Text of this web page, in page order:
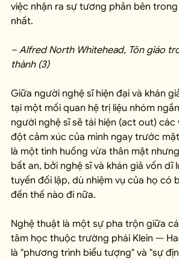
việc nhận ra sự tương phản bên
nhất.
– Alfred North Whitehead, Tôn giáo
thành (3)
Giữa người nghệ sĩ hiện đại và khán
tại một mối quan hệ trị liệu nhóm
người nghệ sĩ sẽ tái hiện (act out) các
đột cảm xúc của mình ngay trước
là một tình huống vừa thân mật
bất an, bởi nghệ sĩ và khán giả vốn dĩ
tuyến đối lập, dù nhiệm vụ của họ có
đến thế nào đi nữa.
Nghệ thuật là một sự pha trộn giữa
tâm học thuộc trường phái Klein —
là "phương trình biểu tượng" và "sự